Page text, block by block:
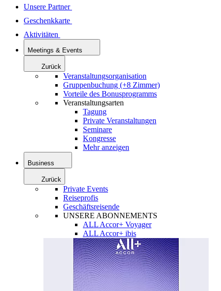
Unsere Partner
Geschenkkarte
Aktivitäten
Meetings & Events
Zurück
Veranstaltungsorganisation
Gruppenbuchung (+8 Zimmer)
Vorteile des Bonusprogramms
Veranstaltungsarten
Tagung
Private Veranstaltungen
Seminare
Kongresse
Mehr anzeigen
Business
Zurück
Private Events
Reiseprofis
Geschäftsreisende
UNSERE ABONNEMENTS
ALL Accor+ Voyager
ALL Accor+ ibis